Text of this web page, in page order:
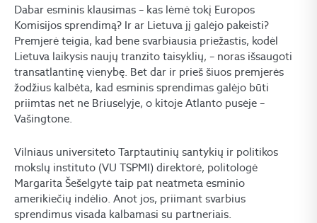
Dabar esminis klausimas – kas lėmė tokį Europos
Komisijos sprendimą? Ir ar Lietuva jį galėjo pakeisti?
Premjerė teigia, kad bene svarbiausia priežastis, kodėl
Lietuva laikysis naujų tranzito taisyklių, – noras išsaugoti
transatlantinę vienybę. Bet dar ir prieš šiuos premjerės
žodžius kalbėta, kad esminis sprendimas galėjo būti
priimtas net ne Briuselyje, o kitoje Atlanto pusėje –
Vašingtone.
Vilniaus universiteto Tarptautinių santykių ir politikos
mokslų instituto (VU TSPMI) direktorė, politologė
Margarita Šešelgytė taip pat neatmeta esminio
amerikiečių indėlio. Anot jos, priimant svarbius
sprendimus visada kalbamasi su partneriais.